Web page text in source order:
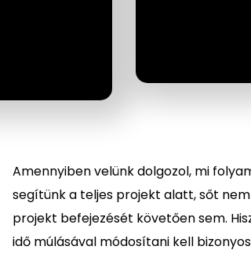
Amennyiben velünk dolgozol, mi
segítünk a teljes projekt alatt, sőt
projekt befejezését követően sem.
idő múlásával módosítani kell